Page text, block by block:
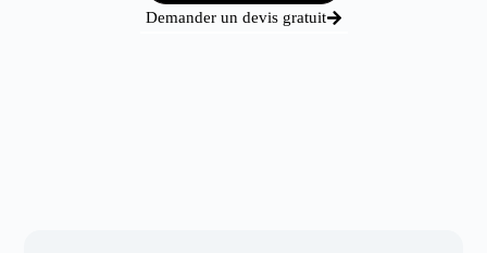
Demander un devis gratuit